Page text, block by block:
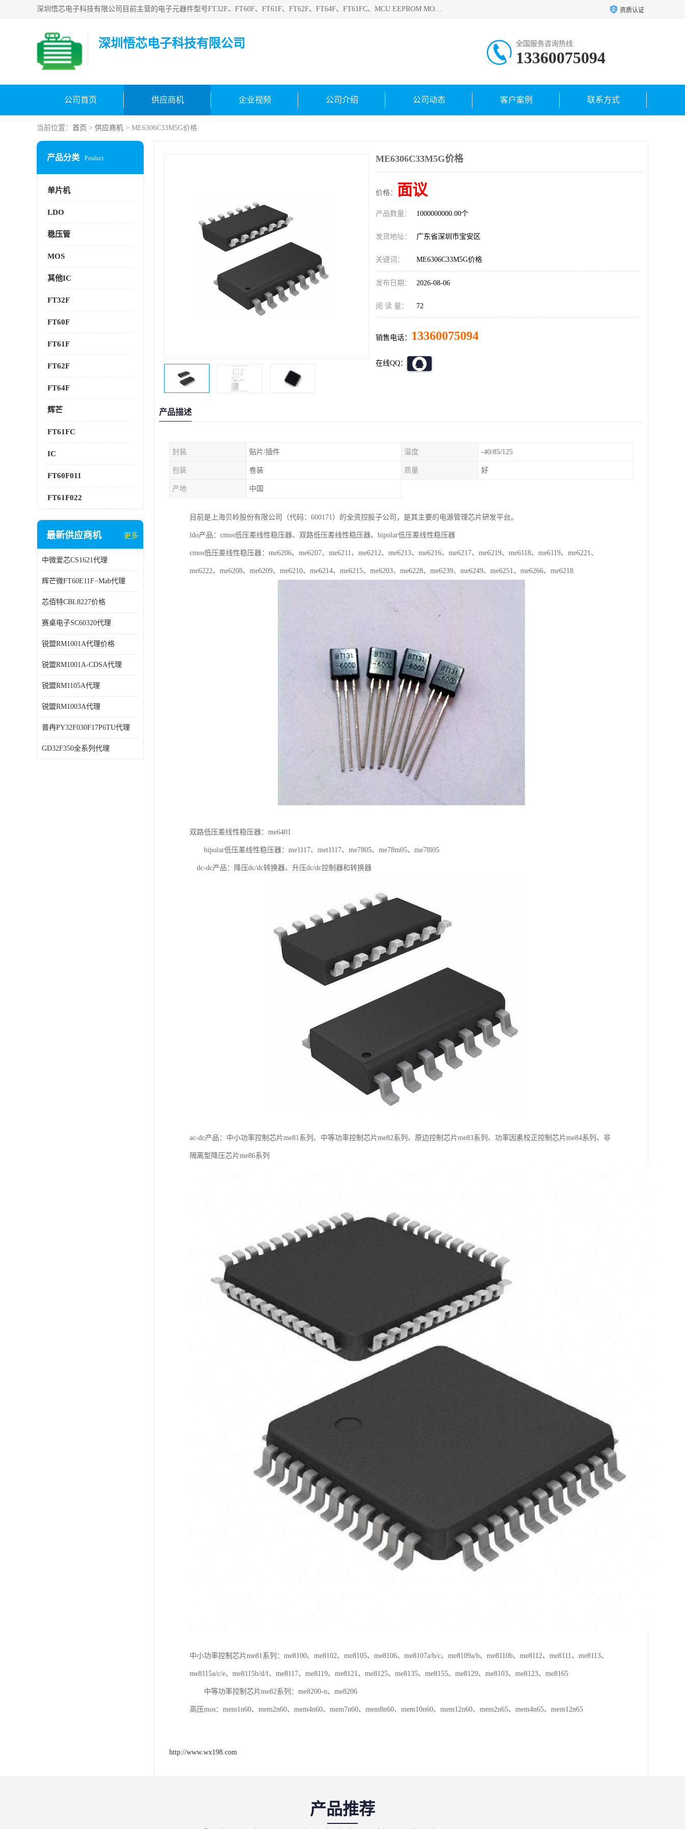
深圳悟芯电子科技有限公司目前主营的电子元器件型号FT32F、FT60F、FT61F、FT62F、FT64F、FT61FC、MCU EEPROM MOS LDO 稳压管 触摸IC DC-DC AC-DC 协议IC等，广泛应用于LED射灯、LED日光灯、等诸多领域。 资质认证
深圳悟芯电子科技有限公司 全国服务咨询热线:
13360075094
公司首页 供应商机 企业视频 公司介绍 公司动态 客户案例 联系方式
当前位置： 首页 > 供应商机 > ME6306C33M5G价格
产品分类 Product
单片机
LDO
稳压管
MOS
其他IC
FT32F
FT60F
FT61F
FT62F
FT64F
辉芒
FT61FC
IC
FT60F011
FT61F022
最新供应商机 更多
中微爱芯CS1621代理
辉芒微FT60E11F−Mab代理
芯佰特CBL8227价格
赛桌电子SC60320代理
锐盟RM1001A代理价格
锐盟RM1001A-CDSA代理
锐盟RM1105A代理
锐盟RM1003A代理
普冉PY32F030F17P6TU代理
GD32F350全系列代理
ME6306C33M5G价格
价格： 面议
产品数量： 1000000000.00个
发货地址： 广东省深圳市宝安区
关键词： ME6306C33M5G价格
发布日期： 2026-08-06
阅 读 量： 72
销售电话： 13360075094
在线QQ：
产品描述
封装 贴片/插件 温度 -40/85/125
包装 卷装 质量 好
产地 中国
目前是上海贝岭股份有限公司（代码：600171）的全资控股子公司，是其主要的电源管理芯片研发平台。
ldo产品：cmos低压差线性稳压器、双路低压差线性稳压器、bipolar低压差线性稳压器
cmos低压差线性稳压器：me6206、me6207、me6211、me6212、me6213、me6216、me6217、me6219、me6118、me6119、me6221、
me6222、me6208、me6209、me6210、me6214、me6215、me6203、me6228、me6239、me6249、me6251、me6266、me6218
双路低压差线性稳压器：me6401
bipolar低压差线性稳压器：me1117、met1117、me7805、me78m05、me78l05
dc-dc产品：降压dc/dc转换器、升压dc/dc控制器和转换器
ac-dc产品：中小功率控制芯片me81系列、中等功率控制芯片me82系列、原边控制芯片me83系列、功率因素校正控制芯片me84系列、非
隔离型降压芯片me86系列
中小功率控制芯片me81系列：me8100、me8102、me8105、me8106、me8107a/b/c、me8109a/b、me8110b、me8112、me8111、me8113、
me8115a/c/e、me8115b/d/f、me8117、me8119、me8121、me8125、me8135、me8155、me8129、me8103、me8123、me8165
中等功率控制芯片me82系列：me8200-n、me8206
高压mos：mem1n60、mem2n60、mem4n60、mem7n60、mem8n60、mem10n60、mem12n60、mem2n65、mem4n65、mem12n65
http://www.wx198.com
产品推荐